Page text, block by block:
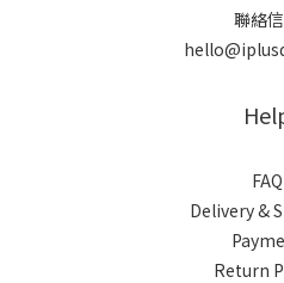
聯絡
FAQ
Delivery &
Return